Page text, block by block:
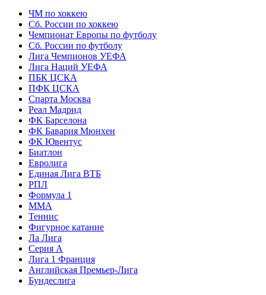
ЧМ по хоккею
Сб. России по хоккею
Чемпионат Европы по футболу
Сб. России по футболу
Лига Чемпионов УЕФА
Лига Наций УЕФА
ПБК ЦСКА
ПФК ЦСКА
Спарта Москва
Реал Мадрид
ФК Барселона
ФК Бавария Мюнхен
ФК Ювентус
Биатлон
Евролига
Единая Лига ВТБ
РПЛ
Формула 1
MMA
Теннис
Фигурное катание
Ла Лига
Серия А
Лига 1 Франция
Английская Премьер-Лига
Бундеслига